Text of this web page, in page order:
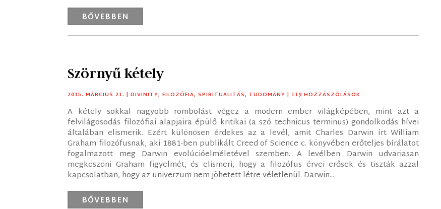
BŐVEBBEN
Szörnyű kétely
2015. MÁRCIUS 21. |DIVINITY,FILOZÓFIA,SPIRITUALITÁS, TUDOMÁNY | 119 HOZZÁSZÓLÁSOK
A kétely sokkal nagyobb rombolást végez a modern ember világképében, mint azt a
felvilágosodás filozófiai alapjaira épülő kritikai (a szó technicus terminus) gondolkodás hívei
általában elismerik. Ezért különösen érdekes az a levél, amit Charles Darwin írt William
Graham filozófusnak, aki 1881-ben publikált Creed of Science c. könyvében erőteljes bírálatot
fogalmazott meg Darwin evolúcióelméletével szemben. A levélben Darwin udvariasan
megköszöni Graham figyelmét, és elismeri, hogy a filozófus érvei erősek és tiszták azzal
kapcsolatban, hogy az univerzum nem jöhetett létre véletlenül. Darwin...
BŐVEBBEN